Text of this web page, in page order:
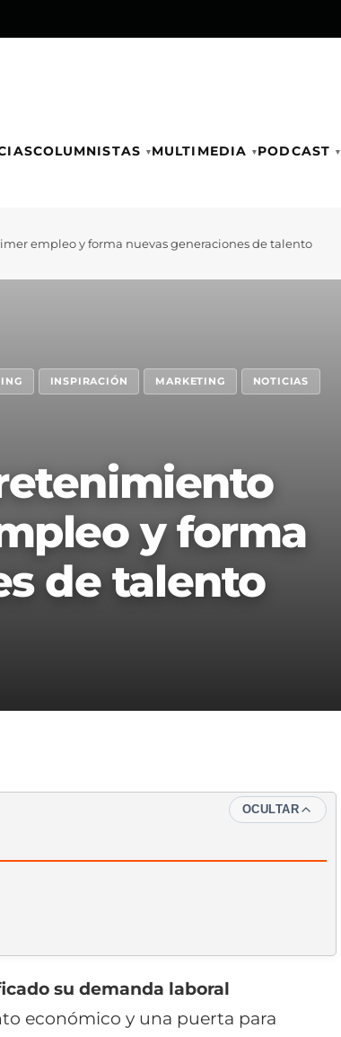
COLUMNISTAS MULTIMEDIA PODCAST
empleo y forma nuevas generaciones de talento
INSPIRACIÓN MARKETING NOTICIAS
y forma
de talento
OCULTAR
su demanda laboral
económico y una puerta para